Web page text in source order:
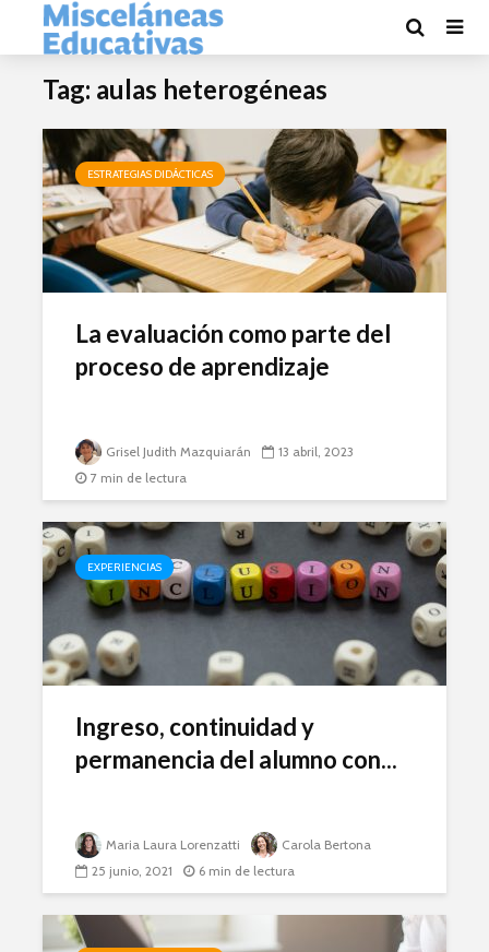
Tag: aulas heterogéneas
ESTRATEGIAS DIDÁCTICAS
La evaluación como parte del
proceso de aprendizaje
Grisel Judith Mazquiarán
13 abril, 2023
7 min de lectura
EXPERIENCIAS
Ingreso, continuidad y
permanencia del alumno con...
Maria Laura Lorenzatti
Carola Bertona
25 junio, 2021
6 min de lectura